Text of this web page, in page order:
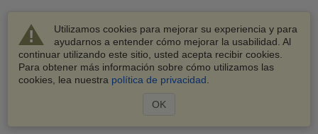
Utilizamos cookies para mejorar su experiencia y para
ayudarnos a entender cómo mejorar la usabilidad. Al
continuar utilizando este sitio, usted acepta recibir cookies.
Para obtener más información sobre cómo utilizamos las
cookies, lea nuestra política de privacidad
OK
© 2003-2026 VisaHQ.com, Inc. Todos los derechos
reservados.
VisaHQ y el logotipo de VisaHQ son marcas registradas de
VisaHQ.com, Inc.